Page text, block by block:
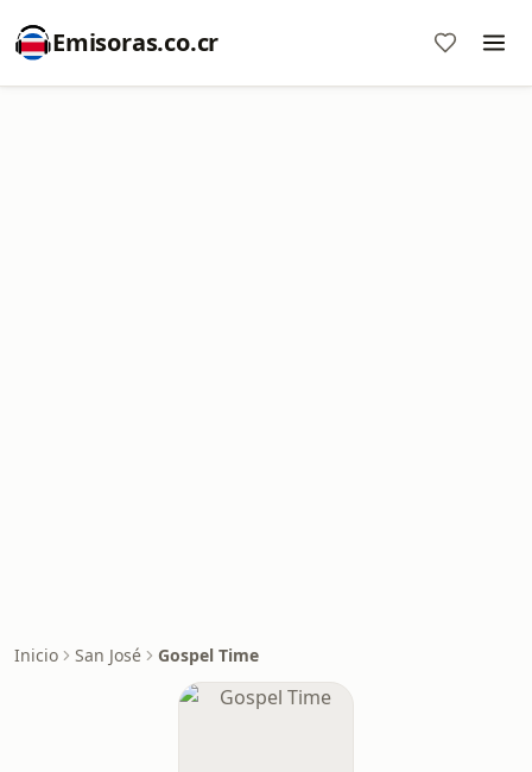
Emisoras.co.cr
Inicio San José Gospel Time